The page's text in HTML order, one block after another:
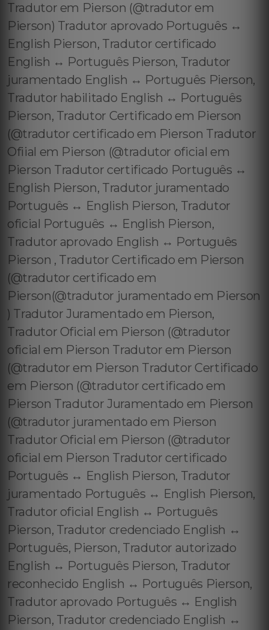
Tradutor em Pierson (@tradutor em
Pierson) Tradutor aprovado Português ↔️
English Pierson, Tradutor certificado
English ↔️ Português Pierson, Tradutor
juramentado English ↔️ Português Pierson,
Tradutor habilitado English ↔️ Português
Pierson, Tradutor Certificado em Pierson
(@tradutor certificado em Pierson Tradutor
Ofiial em Pierson (@tradutor oficial em
Pierson Tradutor certificado Português ↔️
English Pierson, Tradutor juramentado
Português ↔️ English Pierson, Tradutor
oficial Português ↔️ English Pierson,
Tradutor aprovado English ↔️ Português
Pierson , Tradutor Certificado em Pierson
(@tradutor certificado em
Pierson(@tradutor juramentado em Pierson
) Tradutor Juramentado em Pierson,
Tradutor Oficial em Pierson (@tradutor
oficial em Pierson Tradutor em Pierson
(@tradutor em Pierson Tradutor Certificado
em Pierson (@tradutor certificado em
Pierson Tradutor Juramentado em Pierson
(@tradutor juramentado em Pierson
Tradutor Oficial em Pierson (@tradutor
oficial em Pierson Tradutor certificado
Português ↔️ English Pierson, Tradutor
juramentado Português ↔️ English Pierson,
Tradutor oficial English ↔️ Português
Pierson, Tradutor credenciado English ↔️
Português, Pierson, Tradutor autorizado
English ↔️ Português Pierson, Tradutor
reconhecido English ↔️ Português Pierson,
Tradutor aprovado Português ↔️ English
Pierson, Tradutor credenciado English ↔️